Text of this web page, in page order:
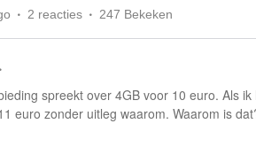
2 reacties 247 Bekeken
spreekt over 4GB voor 10 euro. Als
euro zonder uitleg waarom. Waarom is